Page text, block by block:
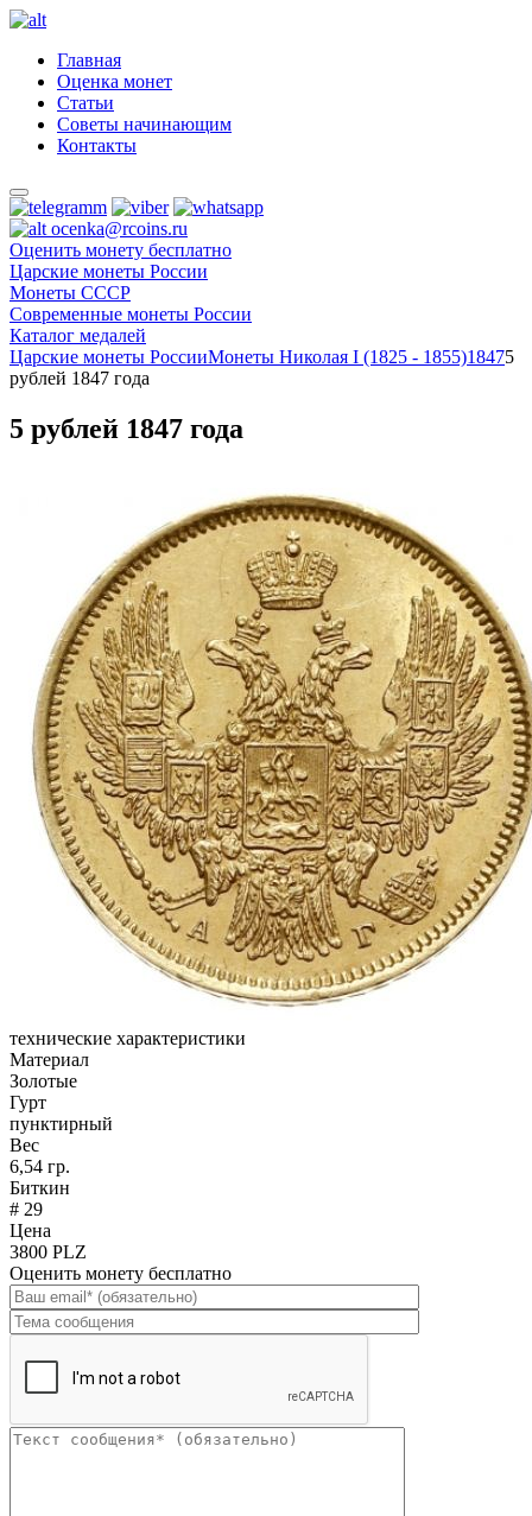
Главная
Оценка монет
Статьи
Советы начинающим
Контакты
ocenka@rcoins.ru
Оценить монету бесплатно
Царские монеты России
Монеты СССР
Современные монеты России
Каталог медалей
Царские монеты РоссииМонеты Николая I (1825 - 1855)18475
рублей 1847 года
5 рублей 1847 года
технические характеристики
Материал
Золотые
Гурт
пунктирный
Вес
6,54 гр.
Биткин
# 29
Цена
3800 PLZ
Оценить монету бесплатно